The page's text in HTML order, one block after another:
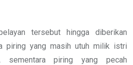
tersebut hingga diberikan
piring yang masih utuh milik istri
sementara piring yang pecah